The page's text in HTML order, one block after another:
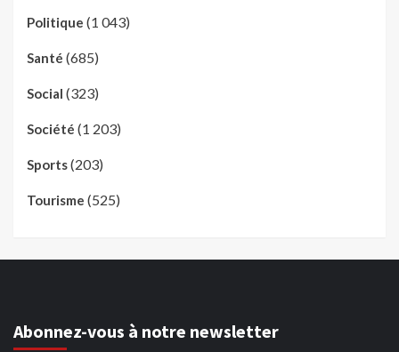
Politique (1 043)
Santé (685)
Social (323)
Société (1 203)
Sports(203)
Tourisme (525)
Abonnez-vous à notre newsletter